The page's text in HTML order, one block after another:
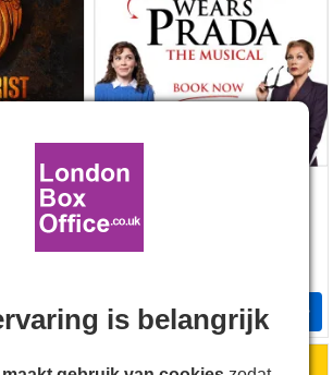
2026
The Devil Wears Prada
Tickets
is belangrijk